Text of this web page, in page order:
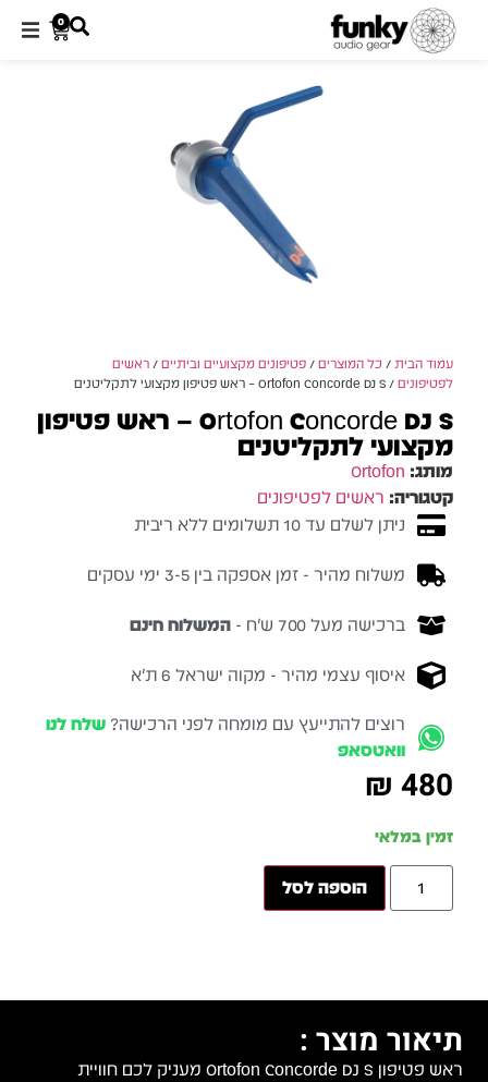
0
עמוד הבית / כל המוצרים /פטיפונים מקצועיים וביתיים /ראשים
לפטיפונים / Ortofon Concorde DJ S – ראש פטיפון מקצועי לתקליטנים
Ortofon Concorde DJ S – ראש פטיפון
מקצועי לתקליטנים
מותג: Ortofon
קטגוריה: ראשים לפטיפונים
ניתן לשלם עד 10 תשלומים ללא ריבית
משלוח מהיר - זמן אספקה בין 3-5 ימי עסקים
ברכישה מעל 700 ש״ח - המשלוח חינם
איסוף עצמי מהיר - מקוה ישראל 6 ת״א
רוצים להתייעץ עם מומחה לפני הרכישה? שלח לנו
וואטסאפ
₪ 480
זמין במלאי
הוספה לסל
תיאור מוצר :
ראש פטיפון Ortofon Concorde DJ S מעניק לכם חוויית